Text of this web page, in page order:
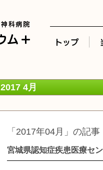
2017 4月
「2017年04月」の記事
宮城県認知症疾患医療セ